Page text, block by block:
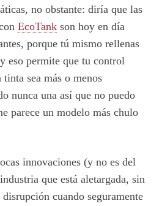
no obstante: diría que las
EcoTank son hoy en día
porque tú mismo rellenas
eso permite que tu control
tinta sea más o menos
nunca una así que no puedo
parece un modelo más chulo
innovaciones (y no es del
que está aletargada, sin
cuando seguramente